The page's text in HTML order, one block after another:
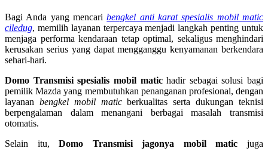
Bagi Anda yang mencaribengkel anti karat spesialis mobil matic
ciledug, memilih layanan terpercaya menjadi langkah penting untuk
menjaga performa kendaraan tetap optimal, sekaligus menghindari
kerusakan serius yang dapat mengganggu kenyamanan berkendara
sehari-hari.
Domo Transmisi spesialis mobil matichadir sebagai solusi bagi
pemilik Mazda yang membutuhkan penanganan profesional, dengan
layanan bengkel mobil maticberkualitas serta dukungan teknisi
berpengalaman dalam menangani berbagai masalah transmisi
otomatis.
Selain itu,Domo Transmisi jagonya mobil matic juga